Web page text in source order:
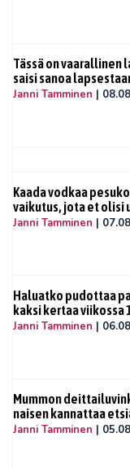
Tässä on vaarallinen
saisi sanoa
Janni Tamminen |
Kaada vodkaa
vaikutus, jota et olisi
Janni Tamminen |
Haluatko pudottaa
kaksi kertaa viikossa
Janni Tamminen |
Mummon
naisen kannattaa
Janni Tamminen |